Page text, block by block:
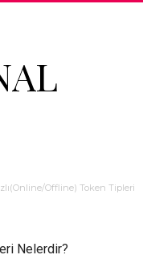
Offline) Token Tipleri
Nelerdir?